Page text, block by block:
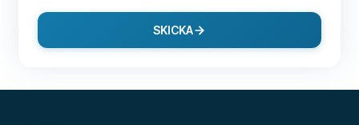
SKICKA